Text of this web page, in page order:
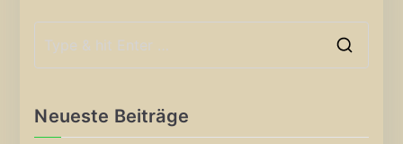
Neueste Beiträge